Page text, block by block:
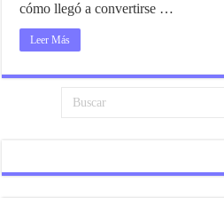
cómo llegó a convertirse …
Leer Más